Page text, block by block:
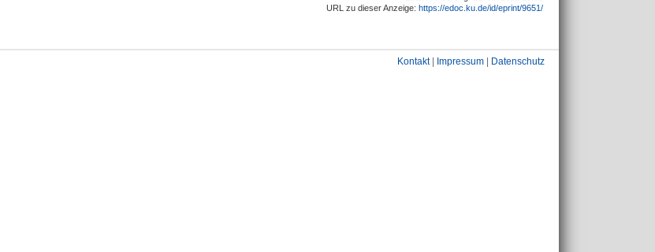
URL zu dieser Anzeige: https://edoc.ku.de/id/eprint/9651/
Kontakt| Impressum Datenschutz